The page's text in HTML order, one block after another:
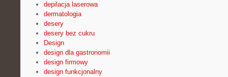
depilacja laserowa
dermatologia
desery
desery bez cukru
Design
design dla gastronomii
design firmowy
design funkcjonalny